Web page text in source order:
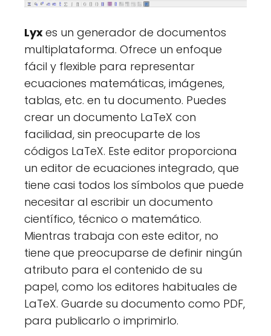
Lyxes un generador de documentos
multiplataforma. Ofrece un enfoque
fácil y flexible para representar
ecuaciones matemáticas, imágenes,
tablas, etc. en tu documento. Puedes
crear un documento LaTeX con
facilidad, sin preocuparte de los
códigos LaTeX. Este editor proporciona
un editor de ecuaciones integrado, que
tiene casi todos los símbolos que puede
necesitar al escribir un documento
científico, técnico o matemático.
Mientras trabaja con este editor, no
tiene que preocuparse de definir ningún
atributo para el contenido de su
papel, como los editores habituales de
LaTeX. Guarde su documento como PDF,
para publicarlo o imprimirlo.